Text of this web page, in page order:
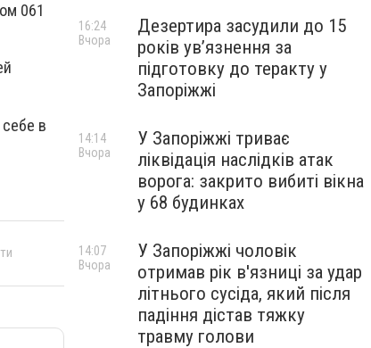
061
в
Дезертира засудили до 15
років увʼязнення за
підготовку до теракту у
Запоріжжі
16:24
Вчора
У Запоріжжі триває
ліквідація наслідків атак
ворога: закрито вибиті вікна
у 68 будинках
14:14
Вчора
У Запоріжжі чоловік
отримав рік в'язниці за удар
літнього сусіда, який після
падіння дістав тяжку
травму голови
14:07
Вчора